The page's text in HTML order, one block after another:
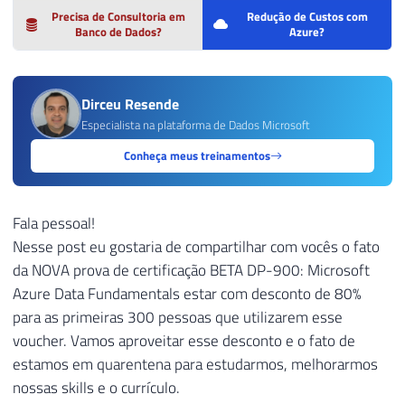
Precisa de Consultoria em
Banco de Dados?
Redução de Custos com
Azure?
Dirceu Resende
Especialista na plataforma de Dados Microsoft
Conheça meus treinamentos
Fala pessoal!
Nesse post eu gostaria de compartilhar com vocês o fato
da NOVA prova de certificação BETA DP-900: Microsoft
Azure Data Fundamentals estar com desconto de 80%
para as primeiras 300 pessoas que utilizarem esse
voucher. Vamos aproveitar esse desconto e o fato de
estamos em quarentena para estudarmos, melhorarmos
nossas skills e o currículo.